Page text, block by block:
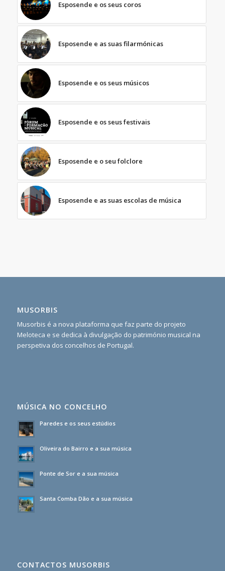
Esposende e os seus coros
Esposende e as suas filarmónicas
Esposende e os seus músicos
Esposende e os seus festivais
Esposende e o seu folclore
Esposende e as suas escolas de música
MUSORBIS
Musorbis é a nova plataforma que faz parte do projeto
Meloteca e se dedica à divulgação do património musical na
perspetiva dos concelhos de Portugal.
MÚSICA NO CONCELHO
Paredes e os seus estúdios
Oliveira do Bairro e a sua música
Ponte de Sor e a sua música
Santa Comba Dão e a sua música
CONTACTOS MUSORBIS